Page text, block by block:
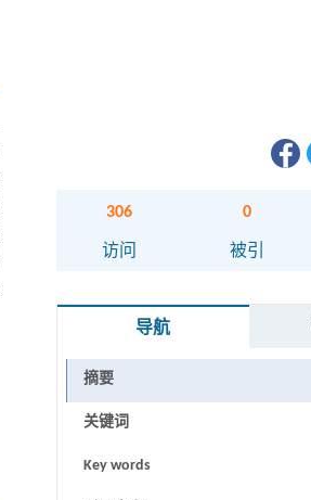
306
访问
0
被引
导航
摘要
关键词
Key words